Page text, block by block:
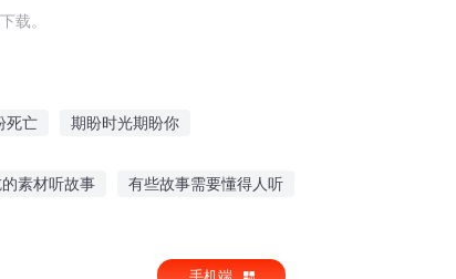
载。
死亡 期盼时光期盼你
素材听故事 有些故事需要懂得人听